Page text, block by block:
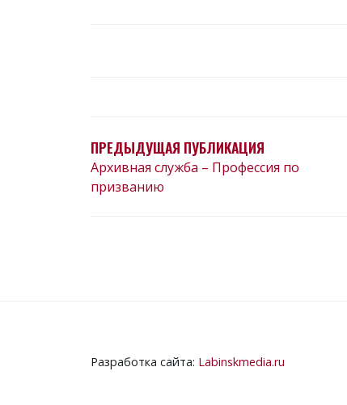
ЗАПИСЯМ
ПРЕДЫДУЩАЯ ПУБЛИКАЦИЯ
Архивная служба – Профессия по
призванию
Разработка сайта: Labinskmedia.ru